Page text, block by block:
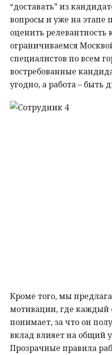
“доставать” из
вопросы и уже на этапе
оценить
ограничиваемся
специалистов по всем
востребованные
угодно, а работа – быть
Кроме того, мы
мотивации, где каждый
понимает, за что он
вклад влияет на общий
Прозрачные правила